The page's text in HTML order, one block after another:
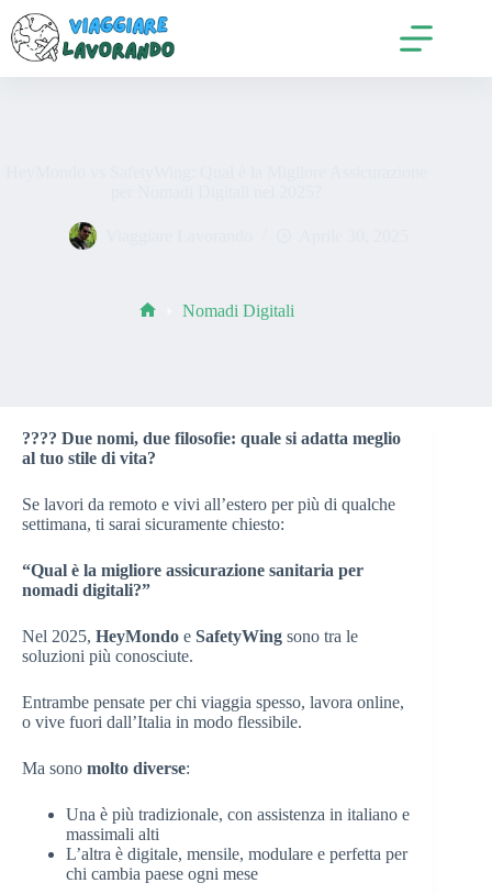
contenuto
Nomadi Digitali
???? Due nomi, due filosofie: quale si adatta meglio
al tuo stile di vita?
Se lavori da remoto e vivi all’estero per più di qualche
settimana, ti sarai sicuramente chiesto:
“Qual è la migliore assicurazione sanitaria per
nomadi digitali?”
Nel 2025, HeyMondo e SafetyWing sono tra le
soluzioni più conosciute.
Entrambe pensate per chi viaggia spesso, lavora online,
o vive fuori dall’Italia in modo flessibile.
Ma sono molto diverse:
Una è più tradizionale, con assistenza in italiano e
massimali alti
L’altra è digitale, mensile, modulare e perfetta per
chi cambia paese ogni mese